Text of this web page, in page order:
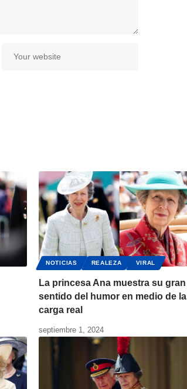
NOTICIAS REALEZA VIRAL
La princesa Ana muestra su gran
sentido del humor en medio de la
carga real
septiembre 1, 2024